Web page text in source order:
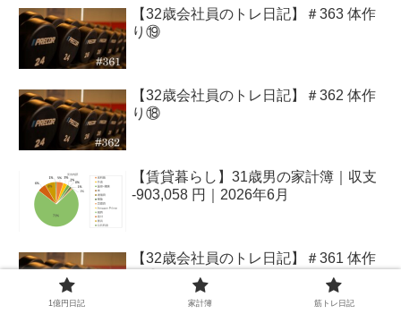
【32歳会社員のトレ日記】＃363 体作
り⑲
【32歳会社員のトレ日記】＃362 体作
り⑱
【賃貸暮らし】31歳男の家計簿｜収支
-903,058 円｜2026年6月
【32歳会社員のトレ日記】＃361 体作
1億円日記 家計簿 筋トレ日記